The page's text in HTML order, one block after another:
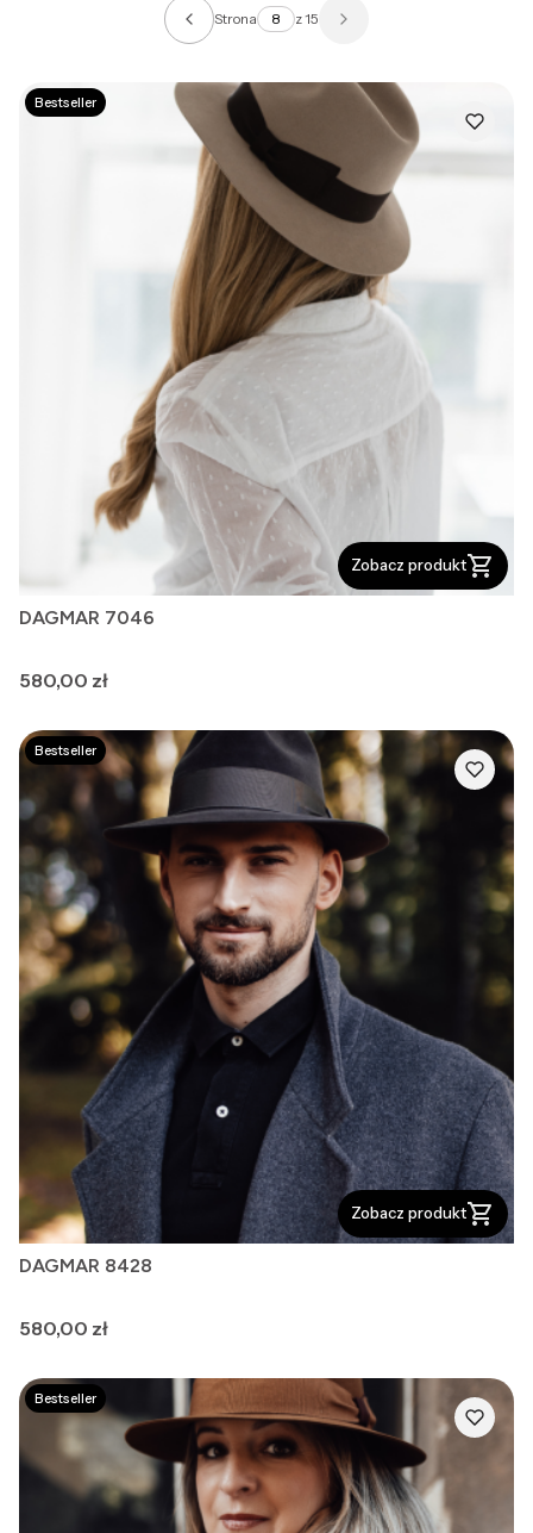
Poprzednie produkty
Strona z 15 Następne produkty
Bestseller
Zobacz produkt
DAGMAR 7046
Cena
580,00 zł
Bestseller
Zobacz produkt
DAGMAR 8428
Cena
580,00 zł
Bestseller